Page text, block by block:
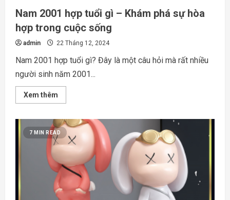
Nam 2001 hợp tuổi gì – Khám phá sự hòa
hợp trong cuộc sống
admin 22 Tháng 12, 2024
Nam 2001 hợp tuổi gì? Đây là một câu hỏi mà rất nhiều
người sinh năm 2001...
Xem thêm
more
2001
hợp
tuổi
gì
–
Khám
phá
sự
hòa
hợp
trong
7 MIN READ